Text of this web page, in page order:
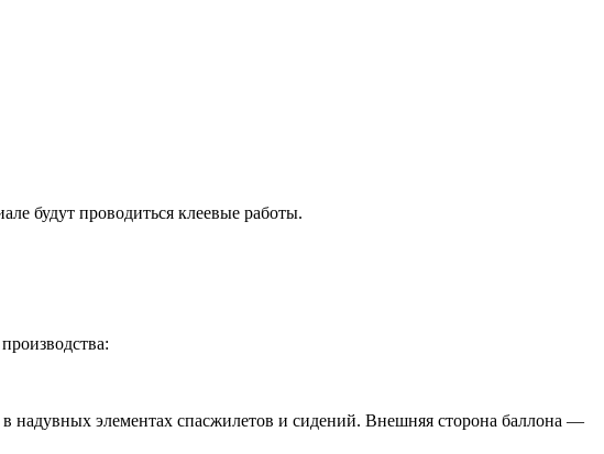
будут проводиться клеевые работы.
надувных элементах спасжилетов и сидений. Внешняя сторона баллона —